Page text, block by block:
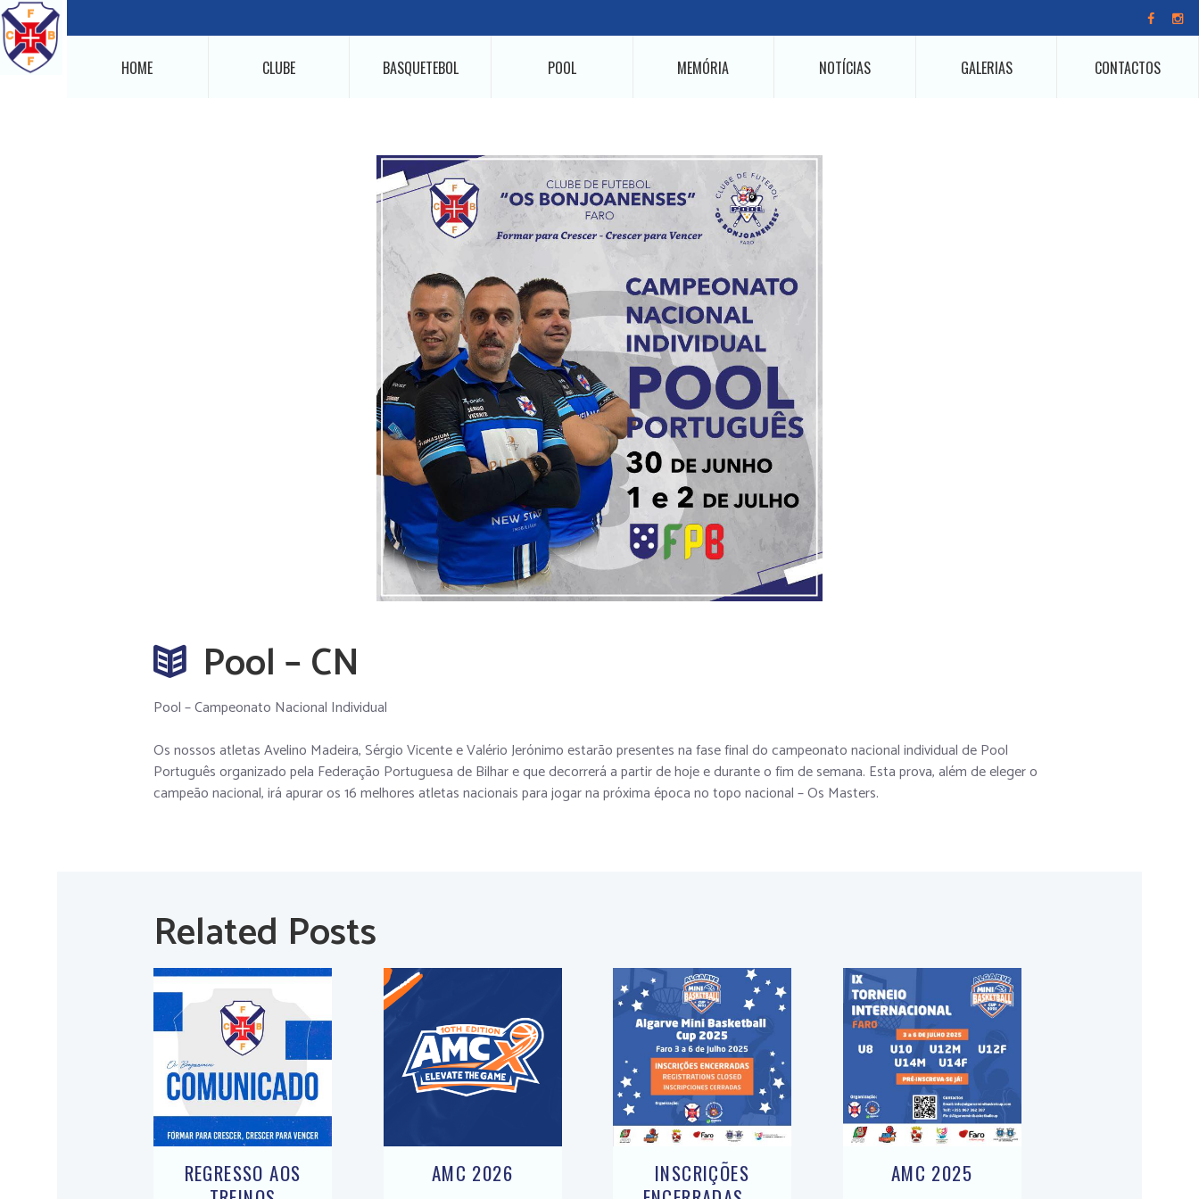
HOME CLUBE BASQUETEBOL POOL MEMÓRIA NOTÍCIAS GALERIAS CONTACTOS
Pool – CN
Pool – Campeonato Nacional Individual
Os nossos atletas Avelino Madeira, Sérgio Vicente e Valério Jerónimo estarão presentes na fase final do campeonato nacional individual de Pool
Português organizado pela Federação Portuguesa de Bilhar e que decorrerá a partir de hoje e durante o fim de semana. Esta prova, além de eleger o
campeão nacional, irá apurar os 16 melhores atletas nacionais para jogar na próxima época no topo nacional – Os Masters.
Related Posts
REGRESSO AOS
AMC 2026
INSCRIÇÕES
AMC 2025